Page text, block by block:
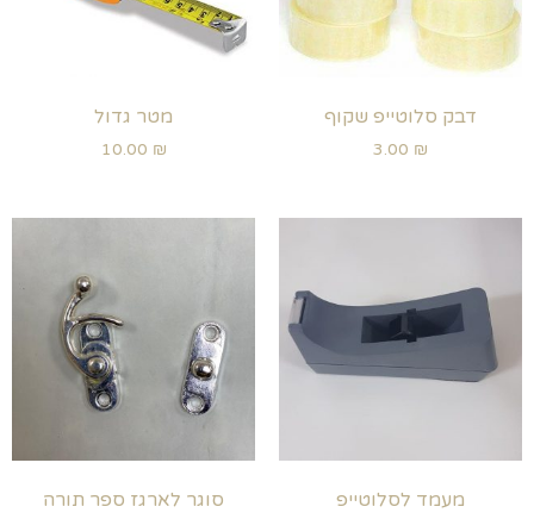
דבק סלוטייפ שקוף
3.00 ₪
מטר גדול
10.00 ₪
מעמד לסלוטייפ סוגר לארגז ספר תורה